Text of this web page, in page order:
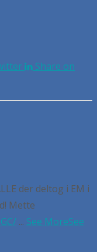
Share on
der deltog i EM i
Mette
... See MoreSee